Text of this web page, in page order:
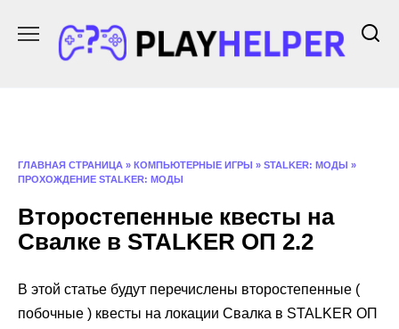
содержанию
ГЛАВНАЯ СТРАНИЦА » КОМПЬЮТЕРНЫЕ ИГРЫ » STALKER: МОДЫ »
ПРОХОЖДЕНИЕ STALKER: МОДЫ
Второстепенные квесты на
Свалке в STALKER ОП 2.2
В этой статье будут перечислены второстепенные (
побочные ) квесты на локации Свалка в STALKER ОП